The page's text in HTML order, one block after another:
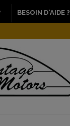
BESOIN D'AIDE ?